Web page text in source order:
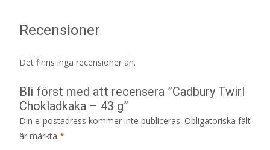
Recensioner
Det finns inga recensioner än.
Bli först med att recensera ”Cadbury Twirl
Chokladkaka – 43 g”
Din e-postadress kommer inte publiceras. Obligatoriska fält
är märkta *